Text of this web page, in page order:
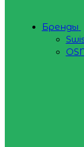
Бренды